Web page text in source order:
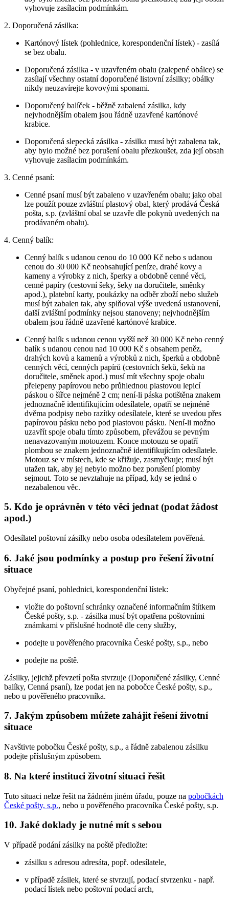
vyhovuje zasílacím podmínkám.
2. Doporučená zásilka:
Kartónový lístek (pohlednice, korespondenční lístek) - zasílá
se bez obalu.
Doporučená zásilka - v uzavřeném obalu (zalepené obálce) se
zasílají všechny ostatní doporučené listovní zásilky; obálky
nikdy neuzavírejte kovovými sponami.
Doporučený balíček - běžně zabalená zásilka, kdy
nejvhodnějším obalem jsou řádně uzavřené kartónové
krabice.
Doporučená slepecká zásilka - zásilka musí být zabalena tak,
aby bylo možné bez porušení obalu přezkoušet, zda její obsah
vyhovuje zasílacím podmínkám.
3. Cenné psaní:
Cenné psaní musí být zabaleno v uzavřeném obalu; jako obal
lze použít pouze zvláštní plastový obal, který prodává Česká
pošta, s.p. (zvláštní obal se uzavře dle pokynů uvedených na
prodávaném obalu).
4. Cenný balík:
Cenný balík s udanou cenou do 10 000 Kč nebo s udanou
cenou do 30 000 Kč neobsahující peníze, drahé kovy a
kameny a výrobky z nich, šperky a obdobně cenné věci,
cenné papíry (cestovní šeky, šeky na doručitele, směnky
apod.), platební karty, poukázky na odběr zboží nebo služeb
musí být zabalen tak, aby splňoval výše uvedená ustanovení,
další zvláštní podmínky nejsou stanoveny; nejvhodnějším
obalem jsou řádně uzavřené kartónové krabice.
Cenný balík s udanou cenou vyšší než 30 000 Kč nebo cenný
balík s udanou cenou nad 10 000 Kč s obsahem peněz,
drahých kovů a kamenů a výrobků z nich, šperků a obdobně
cenných věcí, cenných papírů (cestovních šeků, šeků na
doručitele, směnek apod.) musí mít všechny spoje obalu
přelepeny papírovou nebo průhlednou plastovou lepicí
páskou o šířce nejméně 2 cm; není-li páska potištěna znakem
jednoznačně identifikujícím odesílatele, opatří se nejméně
dvěma podpisy nebo razítky odesílatele, které se uvedou přes
papírovou pásku nebo pod plastovou pásku. Není-li možno
uzavřít spoje obalu tímto způsobem, převážou se pevným
nenavazovaným motouzem. Konce motouzu se opatří
plombou se znakem jednoznačně identifikujícím odesílatele.
Motouz se v místech, kde se křižuje, zasmyčkuje; musí být
utažen tak, aby jej nebylo možno bez porušení plomby
sejmout. Toto se nevztahuje na případ, kdy se jedná o
nezabalenou věc.
5. Kdo je oprávněn v této věci jednat (podat žádost
apod.)
Odesílatel poštovní zásilky nebo osoba odesílatelem pověřená.
6. Jaké jsou podmínky a postup pro řešení životní
situace
Obyčejné psaní, pohlednici, korespondenční lístek:
vložte do poštovní schránky označené informačním štítkem
České pošty, s.p. - zásilka musí být opatřena poštovními
známkami v příslušné hodnotě dle ceny služby,
podejte u pověřeného pracovníka České pošty, s.p., nebo
podejte na poště.
Zásilky, jejichž převzetí pošta stvrzuje (Doporučené zásilky, Cenné
balíky, Cenná psaní), lze podat jen na pobočce České pošty, s.p.,
nebo u pověřeného pracovníka.
7. Jakým způsobem můžete zahájit řešení životní
situace
Navštivte pobočku České pošty, s.p., a řádně zabalenou zásilku
podejte příslušným způsobem.
8. Na které instituci životní situaci řešit
Tuto situaci nelze řešit na žádném jiném úřadu, pouze na pobočkách
České pošty, s.p., nebo u pověřeného pracovníka České pošty, s.p.
10. Jaké doklady je nutné mít s sebou
V případě podání zásilky na poště předložte:
zásilku s adresou adresáta, popř. odesílatele,
v případě zásilek, které se stvrzují, podací stvrzenku - např.
podací lístek nebo poštovní podací arch,